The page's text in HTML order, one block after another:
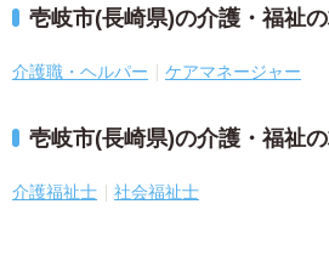
壱岐市(長崎県)の介護・福祉
介護職・ヘルパー ケアマネージャー
壱岐市(長崎県)の介護・福祉
介護福祉士 社会福祉士